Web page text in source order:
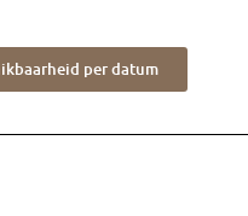
per datum